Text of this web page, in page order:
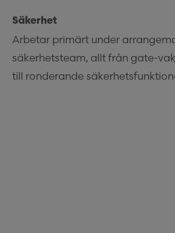
Säkerhet
Arbetar primärt under
säkerhetsteam, allt från gate-
till ronderande